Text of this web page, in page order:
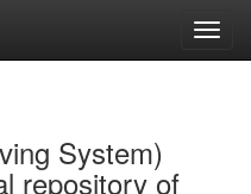
System)
repository of